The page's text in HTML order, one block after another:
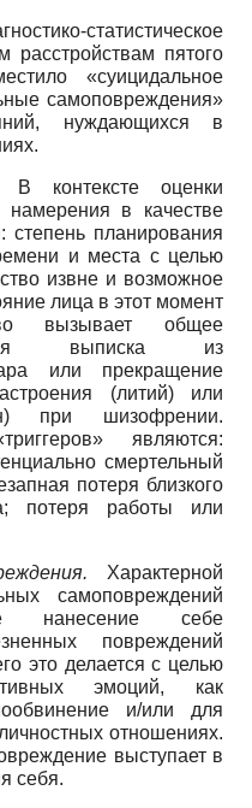
статистическое
расстройствам пятого
«суицидальное
самоповреждения»
нуждающихся в
В контексте оценки
намерения в качестве
степень планирования
и места с целью
извне и возможное
лица в этот момент
вызывает общее
выписка из
или прекращение
(литий) или
при шизофрении.
являются:
смертельный
потеря близкого
потеря работы или
Характерной
самоповреждений
нанесение себе
повреждений
это делается с целью
эмоций, как
и/или для
отношениях.
выступает в
себя.